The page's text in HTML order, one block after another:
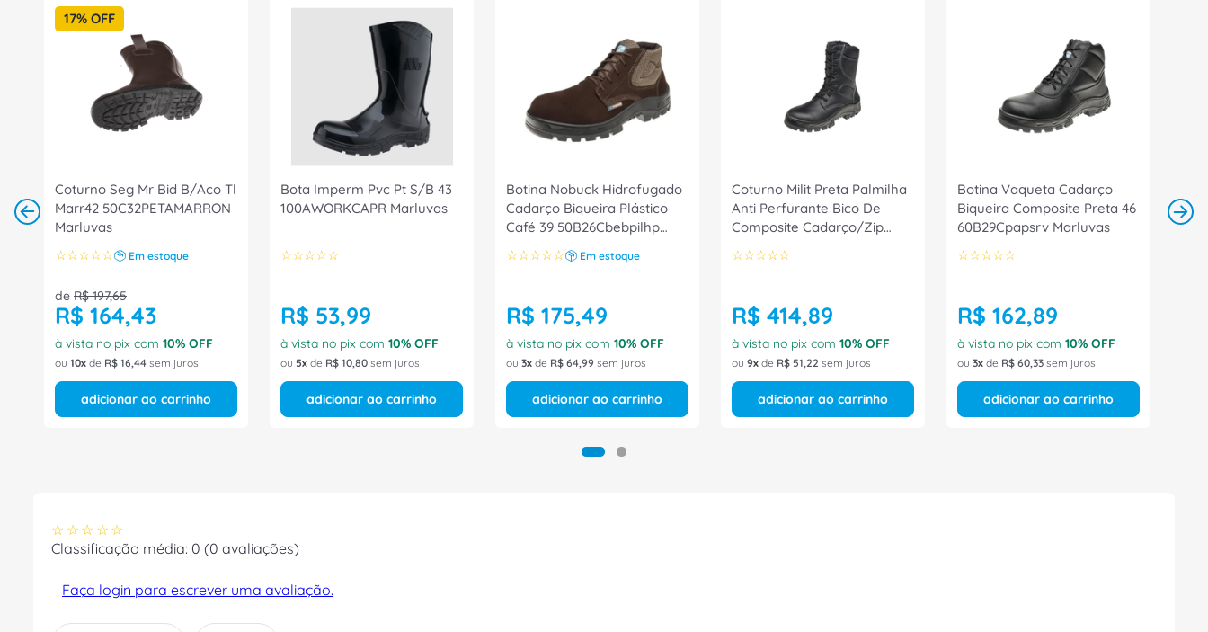
17% OFF
Coturno Seg Mr Bid B/Aco Tl
Marr42 50C32PETAMARRON
Marluvas
☆☆☆☆☆ Em estoque
de R$ 197,65
R$ 164,43
à vista no pix com 10% OFF
ou 10 de R$ 16,44 sem juros
adicionar ao carrinho
Bota Imperm Pvc Pt S/B 43
100AWORKCAPR Marluvas
☆☆☆☆☆
R$ 53,99
à vista no pix com 10% OFF
ou 5 de R$ 10,80 sem juros
adicionar ao carrinho
Botina Nobuck Hidrofugado
Cadarço Biqueira Plástico
Café 39 50B26Cbebpilhp
Marluvas
☆☆☆☆☆ Em estoque
R$ 175,49
à vista no pix com 10% OFF
ou 3 de R$ 64,99 sem juros
adicionar ao carrinho
Coturno Milit Preta Palmilha
Anti Perfurante Bico De
Composite Cadarço/Zip
60C39CPAP Tamanho 40 CA
42298 Marluvas
☆☆☆☆☆
R$ 414,89
à vista no pix com 10% OFF
ou 9 de R$ 51,22 sem juros
adicionar ao carrinho
Botina Vaqueta Cadarço
Biqueira Composite Preta 46
60B29Cpapsrv Marluvas
☆☆☆☆☆
R$ 162,89
à vista no pix com 10% OFF
ou 3 de R$ 60,33 sem juros
adicionar ao carrinho
☆ ☆ ☆ ☆ ☆
Classificação média: 0 (0 avaliações)
Faça login para escrever uma avaliação.